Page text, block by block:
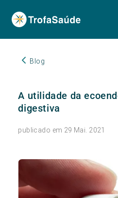
Blog
A utilidade da
digestiva
publicado em 29 Mai. 2021